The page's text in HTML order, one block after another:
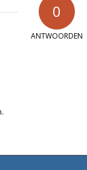
0
ANTWOORDEN